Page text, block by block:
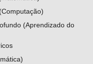
0002-8709-7022
3961773765127529
(Aprendizado do